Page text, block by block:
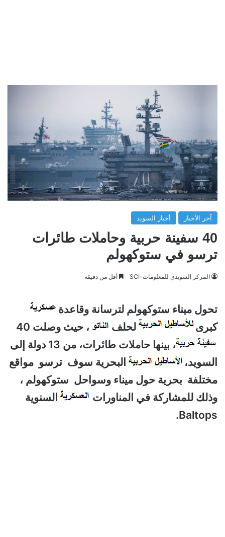
آخر الأخبار أخبار السويد
40 سفينة حربية وحاملات طائرات
ترسو في ستوكهولم
المركز السويدي للمعلومات-SCI أقل من دقيقة
تحول ميناء ستوكهولم لترسانة وقاعدة
كبرى
لحلف
، حيث وصلت 40
، بينها حاملات طائرات، من 13 دولة إلى
السويد،
البحرية سوف ترسو مواقع
مختلفة بحرية حول ميناء وسواحل ستوكهولم ،
وذلك للمشاركة في المناورات
السنوية
Baltops.